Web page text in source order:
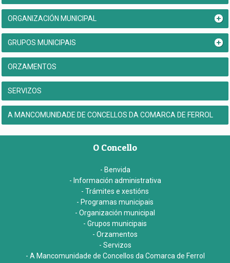
ORGANIZACIÓN MUNICIPAL
GRUPOS MUNICIPAIS
ORZAMENTOS
SERVIZOS
A MANCOMUNIDADE DE CONCELLOS DA COMARCA DE FERROL
O Concello
- Benvida
- Información administrativa
- Trámites e xestións
- Programas municipais
- Organización municipal
- Grupos municipais
- Orzamentos
- Servizos
- A Mancomunidade de Concellos da Comarca de Ferrol